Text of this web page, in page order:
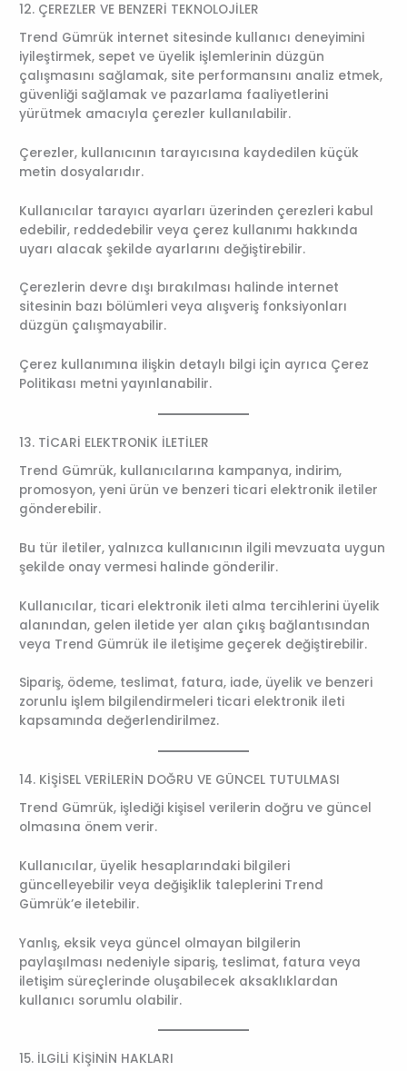
12. ÇEREZLER VE BENZERİ TEKNOLOJİLER
Trend Gümrük internet sitesinde kullanıcı deneyimini
iyileştirmek, sepet ve üyelik işlemlerinin düzgün
çalışmasını sağlamak, site performansını analiz etmek,
güvenliği sağlamak ve pazarlama faaliyetlerini
yürütmek amacıyla çerezler kullanılabilir.
Çerezler, kullanıcının tarayıcısına kaydedilen küçük
metin dosyalarıdır.
Kullanıcılar tarayıcı ayarları üzerinden çerezleri kabul
edebilir, reddedebilir veya çerez kullanımı hakkında
uyarı alacak şekilde ayarlarını değiştirebilir.
Çerezlerin devre dışı bırakılması halinde internet
sitesinin bazı bölümleri veya alışveriş fonksiyonları
düzgün çalışmayabilir.
Çerez kullanımına ilişkin detaylı bilgi için ayrıca Çerez
Politikası metni yayınlanabilir.
13. TİCARİ ELEKTRONİK İLETİLER
Trend Gümrük, kullanıcılarına kampanya, indirim,
promosyon, yeni ürün ve benzeri ticari elektronik iletiler
gönderebilir.
Bu tür iletiler, yalnızca kullanıcının ilgili mevzuata uygun
şekilde onay vermesi halinde gönderilir.
Kullanıcılar, ticari elektronik ileti alma tercihlerini üyelik
alanından, gelen iletide yer alan çıkış bağlantısından
veya Trend Gümrük ile iletişime geçerek değiştirebilir.
Sipariş, ödeme, teslimat, fatura, iade, üyelik ve benzeri
zorunlu işlem bilgilendirmeleri ticari elektronik ileti
kapsamında değerlendirilmez.
14. KİŞİSEL VERİLERİN DOĞRU VE GÜNCEL TUTULMASI
Trend Gümrük, işlediği kişisel verilerin doğru ve güncel
olmasına önem verir.
Kullanıcılar, üyelik hesaplarındaki bilgileri
güncelleyebilir veya değişiklik taleplerini Trend
Gümrük’e iletebilir.
Yanlış, eksik veya güncel olmayan bilgilerin
paylaşılması nedeniyle sipariş, teslimat, fatura veya
iletişim süreçlerinde oluşabilecek aksaklıklardan
kullanıcı sorumlu olabilir.
15. İLGİLİ KİŞİNİN HAKLARI